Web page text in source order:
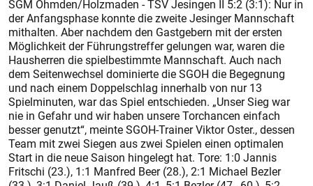
SGM Ohmden/Holzmaden - TSV Jesingen II 5:2 (3:1): Nur in
der Anfangsphase konnte die zweite Jesinger Mannschaft
mithalten. Aber nachdem den Gastgebern mit der ersten
Möglichkeit der Führungstreffer gelungen war, waren die
Hausherren die spielbestimmte Mannschaft. Auch nach
dem Seitenwechsel dominierte die SGOH die Begegnung
und nach einem Doppelschlag innerhalb von nur 13
Spielminuten, war das Spiel entschieden. „Unser Sieg war
nie in Gefahr und wir haben unsere Torchancen einfach
besser genutzt“, meinte SGOH-Trainer Viktor Oster., dessen
Team mit zwei Siegen aus zwei Spielen einen optimalen
Start in die neue Saison hingelegt hat. Tore: 1:0 Jannis
Fritschi (23.), 1:1 Manfred Beer (28.), 2:1 Michael Bezler